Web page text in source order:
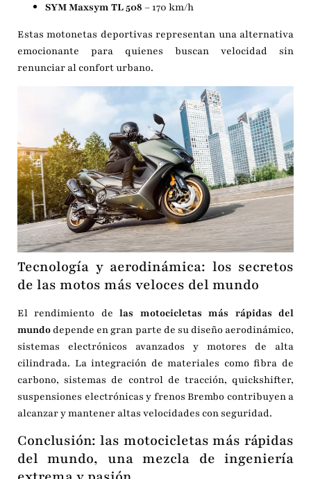
SYM Maxsym TL 508 – 170 km/h
Estas motonetas deportivas representan una alternativa
emocionante para quienes buscan velocidad sin
renunciar al confort urbano.
Tecnología y aerodinámica: los secretos
de las motos más veloces del mundo
El rendimiento delas motocicletas más rápidas del
mundo depende en gran parte de su diseño aerodinámico,
sistemas electrónicos avanzados y motores de alta
cilindrada. La integración de materiales como fibra de
carbono, sistemas de control de tracción, quickshifter,
suspensiones electrónicas y frenos Brembo contribuyen a
alcanzar y mantener altas velocidades con seguridad.
Conclusión: las motocicletas más rápidas
del mundo, una mezcla de ingeniería